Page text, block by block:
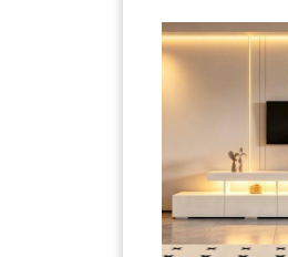
téléviseurs jusqu’à 75
spacieux, ce banc TV
téléviseur, barre de
ouvert permet
Utilisez-le comme console
meuble de rangement
convient parfaitement au
pièce nécessitant une
pratique Montage simple
sont clairement